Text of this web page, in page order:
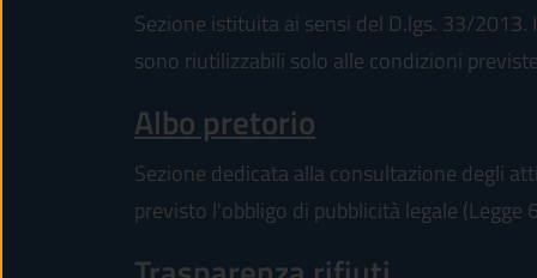
Sezione istituita ai sensi del D.lgs. 33/
sono riutilizzabili solo alle condizioni
Albo pretorio
Sezione dedicata alla consultazione degli
previsto l'obbligo di pubblicità legale (Legge